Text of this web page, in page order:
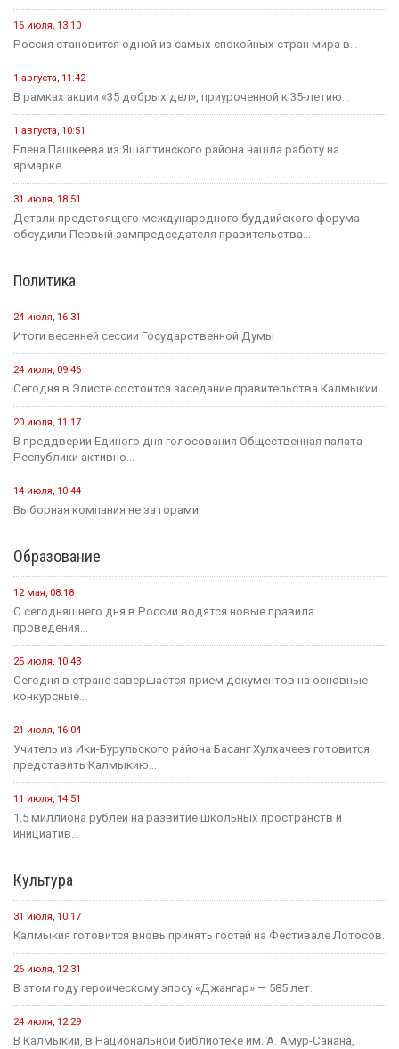
16 июля, 13:10
Россия становится одной из самых спокойных стран мира в...
1 августа, 11:42
В рамках акции «35 добрых дел», приуроченной к 35-летию...
1 августа, 10:51
Елена Пашкеева из Яшалтинского района нашла работу на
ярмарке...
31 июля, 18:51
Детали предстоящего международного буддийского форума
обсудили Первый зампредседателя правительства...
Политика
24 июля, 16:31
Итоги весенней сессии Государственной Думы
24 июля, 09:46
Сегодня в Элисте состоится заседание правительства Калмыкии.
20 июля, 11:17
В преддверии Единого дня голосования Общественная палата
Республики активно...
14 июля, 10:44
Выборная компания не за горами.
Образование
12 мая, 08:18
С сегодняшнего дня в России водятся новые правила
проведения...
25 июля, 10:43
Сегодня в стране завершается прием документов на основные
конкурсные...
21 июля, 16:04
Учитель из Ики-Бурульского района Басанг Хулхачеев готовится
представить Калмыкию...
11 июля, 14:51
1,5 миллиона рублей на развитие школьных пространств и
инициатив...
Культура
31 июля, 10:17
Калмыкия готовится вновь принять гостей на Фестивале Лотосов.
26 июля, 12:31
В этом году героическому эпосу «Джангар» — 585 лет.
24 июля, 12:29
В Калмыкии, в Национальной библиотеке им. А. Амур-Санана,